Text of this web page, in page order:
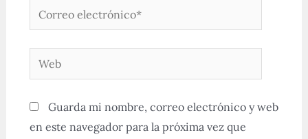
Correo
electrónico*
Web
Guarda mi nombre, correo electrónico y web
en este navegador para la próxima vez que